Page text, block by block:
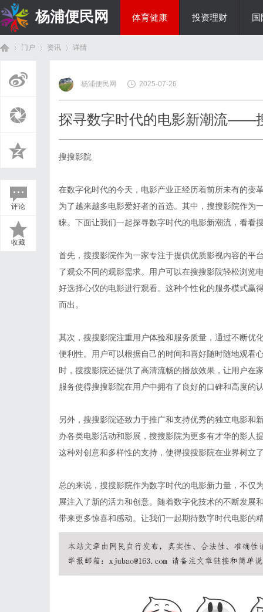
杨浦便民网 体育健康 投资理财
门户 资讯
›
详情
评论
收藏
杨浦便民网 2025-07-26
探寻数字时代的电影新潮流——
搜搜影院
在数字化时代的今天，电影产业正经历着前所未有的变
为了越来越多电影爱好者的首选。其中，搜搜影院作为
睐。下面让我们一起探寻数字时代的电影新潮流，看看
首先，搜搜影院作为一家专注于提供优质影视内容的平
了观众不同的观影需求。用户可以在搜搜影院轻松浏览
好选择心仪的电影进行观看。这种个性化的服务模式赢
而出。
其次，搜搜影院注重用户体验和服务质量，通过不断优
便利性。用户可以根据自己的时间和喜好随时随地观看
时，搜搜影院还提供了高清流畅的播放效果，让用户在
服务使得搜搜影院在用户中拥有了良好的口碑和高度的
另外，搜搜影院还致力于推广和支持优秀的独立电影和
办各类电影活动和影展，搜搜影院为更多有才华的影人
这种对创意和多样性的支持，使得搜搜影院在业界树立
总的来说，搜搜影院作为数字时代的电影新力量，不仅
展注入了新的活力和创意。随着数字化技术的不断发展
带来更多惊喜和感动。让我们一起期待数字时代电影的